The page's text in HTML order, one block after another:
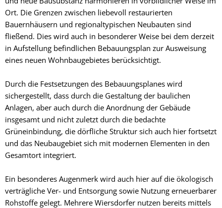
Ort. Die Grenzen zwischen liebevoll restaurierten
Bauernhäusern und regionaltypischen Neubauten sind
fließend. Dies wird auch in besonderer Weise bei dem derzeit
in Aufstellung befindlichen Bebauungsplan zur Ausweisung
eines neuen Wohnbaugebietes berücksichtigt.
Durch die Festsetzungen des Bebauungsplanes wird
sichergestellt, dass durch die Gestaltung der baulichen
Anlagen, aber auch durch die Anordnung der Gebäude
insgesamt und nicht zuletzt durch die bedachte
Grüneinbindung, die dörfliche Struktur sich auch hier fortsetzt
und das Neubaugebiet sich mit modernen Elementen in den
Gesamtort integriert.
Ein besonderes Augenmerk wird auch hier auf die ökologisch
verträgliche Ver- und Entsorgung sowie Nutzung erneuerbarer
Rohstoffe gelegt. Mehrere Wiersdorfer nutzen bereits mittels